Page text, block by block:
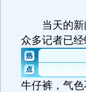
当天的新闻
众多记者已
牛仔裤，气色